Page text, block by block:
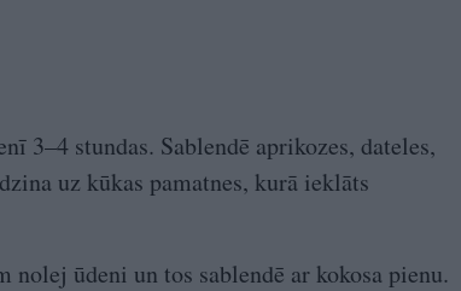
3–4 stundas. Sablendē aprikozes, dateles,
uz kūkas pamatnes, kurā ieklāts
nolej ūdeni un tos sablendē ar kokosa pienu.